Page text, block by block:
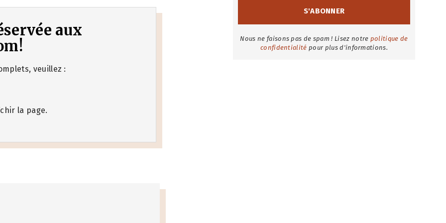
aux
veuillez :
la page.
Nous ne faisons pas de spam ! Lisez notre politique de
confidentialité pour plus d'informations.